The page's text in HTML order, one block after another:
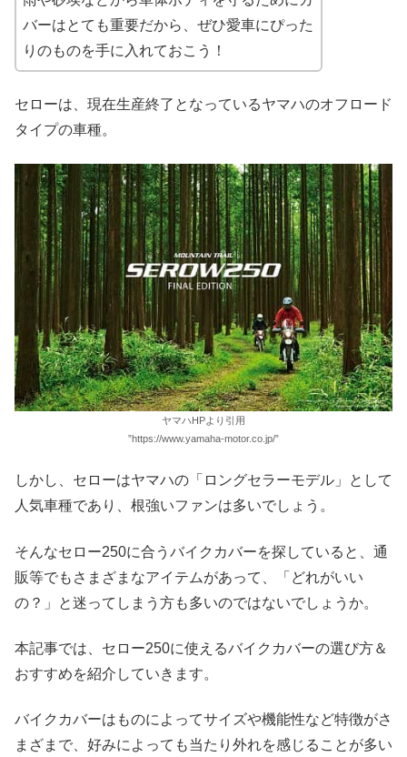
バーはとても重要だから、ぜひ愛車にぴった
りのものを手に入れておこう！
セローは、現在生産終了となっているヤマハのオフロード
タイプの車種。
ヤマハHPより引用
”https://www.yamaha-motor.co.jp/”
しかし、セローはヤマハの「ロングセラーモデル」として
人気車種であり、根強いファンは多いでしょう。
そんなセロー250に合うバイクカバーを探していると、通
販等でもさまざまなアイテムがあって、「どれがいい
の？」と迷ってしまう方も多いのではないでしょうか。
本記事では、セロー250に使えるバイクカバーの選び方＆
おすすめを紹介していきます。
バイクカバーはものによってサイズや機能性など特徴がさ
まざまで、好みによっても当たり外れを感じることが多い